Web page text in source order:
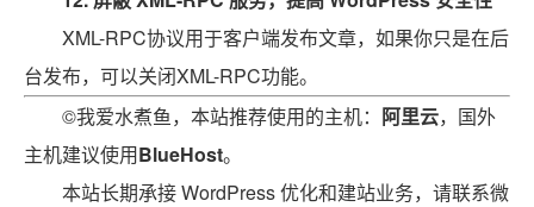
XML-RPC协议用于客户端发布文章，如果你只是在后
台发布，可以关闭XML-RPC功能。
©我爱水煮鱼，本站推荐使用的主机： 阿里云，国外
主机建议使用BlueHost。
本站长期承接 WordPress 优化和建站业务，请联系微